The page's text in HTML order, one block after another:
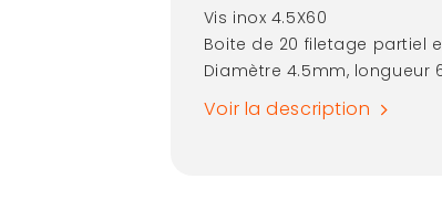
Vis inox 4.5X60
Boite de 20 filetage partiel
Diamètre 4.5mm, longueur
Voir la description